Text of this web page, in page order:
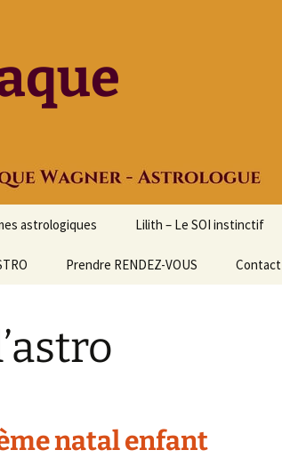
astrologiques Lilith – Le SOI instinctif
Prendre RENDEZ-VOUS Contact
natal enfant